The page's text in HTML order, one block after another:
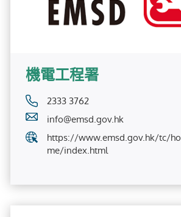
機電工程署
2333 3762
info@emsd.gov.hk
https://www.emsd.gov.hk/tc/ho
me/index.html